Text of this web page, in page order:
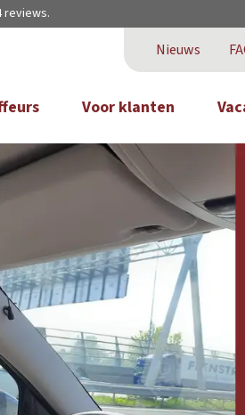
reviews.
Nieuws
Voor klanten